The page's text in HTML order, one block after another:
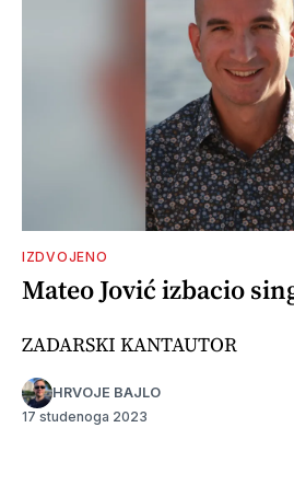
IZDVOJENO
Mateo Jović izbacio
ZADARSKI KANTAUTOR
HRVOJE BAJLO
17 studenoga 2023